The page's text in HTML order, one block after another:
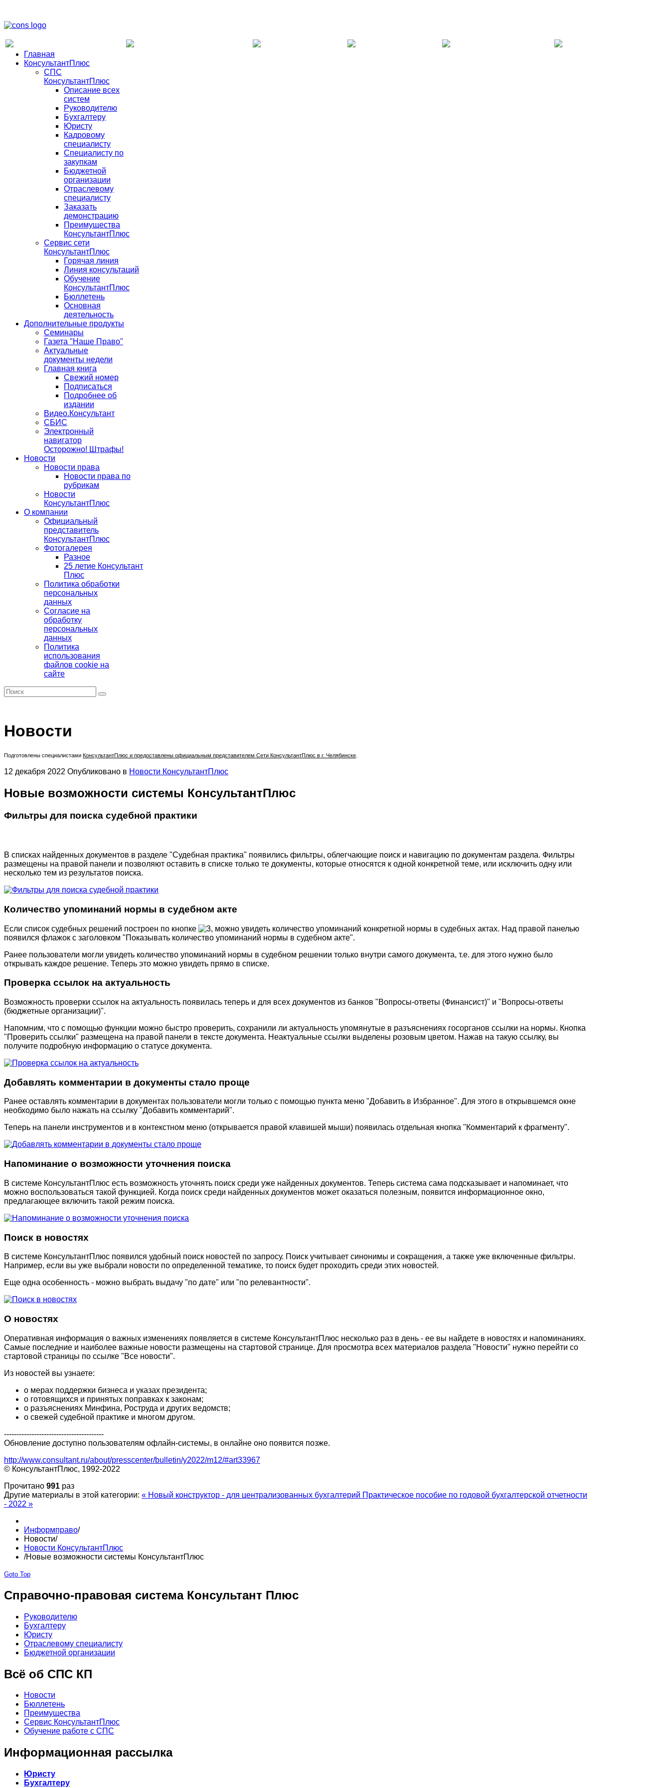
Главная
КонсультантПлюс
СПС
КонсультантПлюс
Описание всех
систем
Руководителю
Бухгалтеру
Юристу
Кадровому
специалисту
Специалисту по
закупкам
Бюджетной
организации
Отраслевому
специалисту
Заказать
демонстрацию
Преимущества
КонсультантПлюс
Сервис сети
КонсультантПлюс
Горячая линия
Линия консультаций
Обучение
КонсультантПлюс
Бюллетень
Основная
деятельность
Дополнительные продукты
Семинары
Газета "Наше Право"
Актуальные
документы недели
Главная книга
Свежий номер
Подписаться
Подробнее об
издании
Видео.Консультант
СБИС
Электронный
навигатор
Осторожно! Штрафы!
Новости
Новости права
Новости права по
рубрикам
Новости
КонсультантПлюс
О компании
Официальный
представитель
КонсультантПлюс
Фотогалерея
Разное
25 летие Консультант
Плюс
Политика обработки
персональных
данных
Согласие на
обработку
персональных
данных
Политика
использования
файлов cookie на
сайте
Новости
Подготовлены специалистами КонсультантПлюс и предоставлены официальным представителем Сети КонсультантПлюс в г. Челябинске
12 декабря 2022 Опубликовано в Новости КонсультантПлюс
Новые возможности системы КонсультантПлюс
Фильтры для поиска судебной практики
В списках найденных документов в разделе "Судебная практика" появились фильтры, облегчающие поиск и навигацию по документам раздела. Фильтры
размещены на правой панели и позволяют оставить в списке только те документы, которые относятся к одной конкретной теме, или исключить одну или
несколько тем из результатов поиска.
Количество упоминаний нормы в судебном акте
Если список судебных решений построен по кнопке
, можно увидеть количество упоминаний конкретной нормы в судебных актах. Над правой панелью
появился флажок с заголовком "Показывать количество упоминаний нормы в судебном акте".
Ранее пользователи могли увидеть количество упоминаний нормы в судебном решении только внутри самого документа, т.е. для этого нужно было
открывать каждое решение. Теперь это можно увидеть прямо в списке.
Проверка ссылок на актуальность
Возможность проверки ссылок на актуальность появилась теперь и для всех документов из банков "Вопросы-ответы (Финансист)" и "Вопросы-ответы
(бюджетные организации)".
Напомним, что с помощью функции можно быстро проверить, сохранили ли актуальность упомянутые в разъяснениях госорганов ссылки на нормы. Кнопка
"Проверить ссылки" размещена на правой панели в тексте документа. Неактуальные ссылки выделены розовым цветом. Нажав на такую ссылку, вы
получите подробную информацию о статусе документа.
Добавлять комментарии в документы стало проще
Ранее оставлять комментарии в документах пользователи могли только с помощью пункта меню "Добавить в Избранное". Для этого в открывшемся окне
необходимо было нажать на ссылку "Добавить комментарий".
Теперь на панели инструментов и в контекстном меню (открывается правой клавишей мыши) появилась отдельная кнопка "Комментарий к фрагменту".
Напоминание о возможности уточнения поиска
В системе КонсультантПлюс есть возможность уточнять поиск среди уже найденных документов. Теперь система сама подсказывает и напоминает, что
можно воспользоваться такой функцией. Когда поиск среди найденных документов может оказаться полезным, появится информационное окно,
предлагающее включить такой режим поиска.
Поиск в новостях
В системе КонсультантПлюс появился удобный поиск новостей по запросу. Поиск учитывает синонимы и сокращения, а также уже включенные фильтры.
Например, если вы уже выбрали новости по определенной тематике, то поиск будет проходить среди этих новостей.
Еще одна особенность - можно выбрать выдачу "по дате" или "по релевантности".
О новостях
Оперативная информация о важных изменениях появляется в системе КонсультантПлюс несколько раз в день - ее вы найдете в новостях и напоминаниях.
Самые последние и наиболее важные новости размещены на стартовой странице. Для просмотра всех материалов раздела "Новости" нужно перейти со
стартовой страницы по ссылке "Все новости".
Из новостей вы узнаете:
о мерах поддержки бизнеса и указах президента;
о готовящихся и принятых поправках к законам;
о разъяснениях Минфина, Роструда и других ведомств;
о свежей судебной практике и многом другом.
----------------------------------------
Обновление доступно пользователям офлайн-системы, в онлайне оно появится позже.
http://www.consultant.ru/about/presscenter/bulletin/y2022/m12/#art33967
© КонсультантПлюс, 1992-2022
Прочитано 991 раз
Другие материалы в этой категории: « Новый конструктор - для централизованных бухгалтерий Практическое пособие по годовой бухгалтерской отчетности
- 2022 »
Информправо/
Новости/
Новости КонсультантПлюс
/Новые возможности системы КонсультантПлюс
Goto Top
Справочно-правовая система Консультант Плюс
Руководителю
Бухгалтеру
Юристу
Отраслевому специалисту
Бюджетной организации
Всё об СПС КП
Новости
Бюллетень
Преимущества
Сервис КонсультантПлюс
Обучение работе с СПС
Информационная рассылка
Юристу
Бухгалтеру